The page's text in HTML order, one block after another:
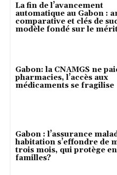
La fin de l’avancement
automatique au Gabon :
comparative et clés de
modèle fondé sur le
Gabon: la CNAMGS ne
pharmacies, l’accès aux
médicaments se fragilise
Gabon : l’assurance
habitation s’effondre de
trois mois, qui protège
familles?